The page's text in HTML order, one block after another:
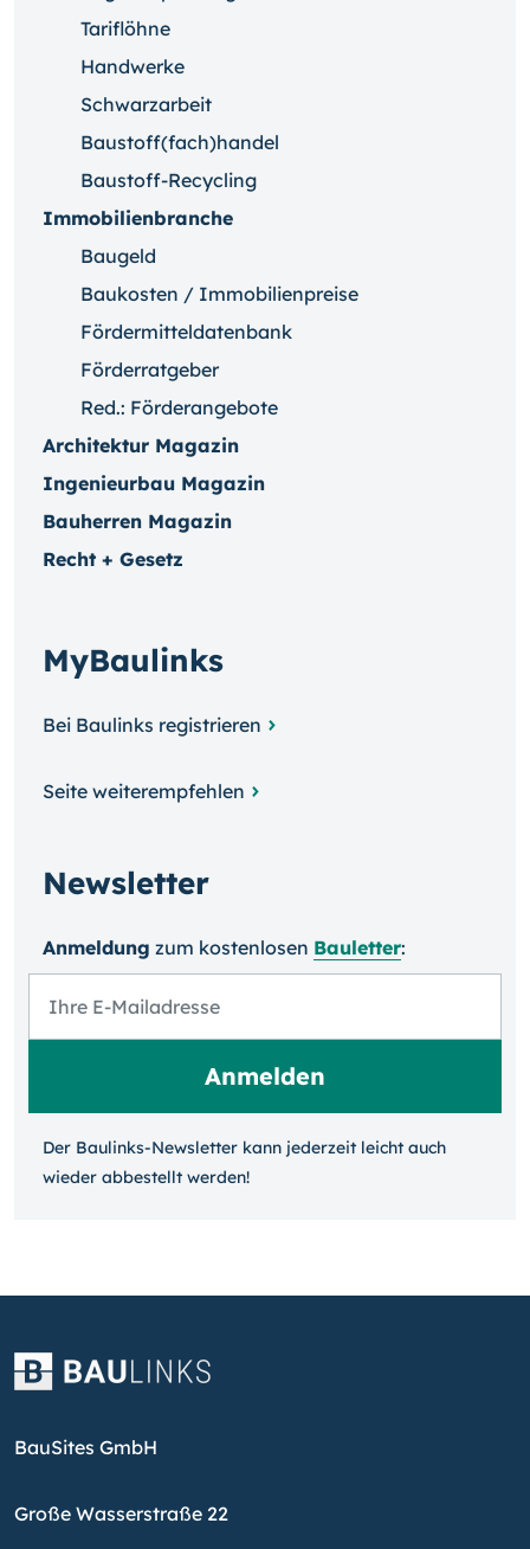
Tariflöhne
Handwerke
Schwarzarbeit
Baustoff(fach)handel
Baustoff-Recycling
Immobilienbranche
Baugeld
Baukosten / Immobilienpreise
Fördermitteldatenbank
Förderratgeber
Red.: Förderangebote
Architektur Magazin
Ingenieurbau Magazin
Bauherren Magazin
Recht + Gesetz
MyBaulinks
Bei Baulinks registrieren
Seite weiterempfehlen
Newsletter
Anmeldung zum kosten­losen Bauletter:
Der Baulinks-Newsletter kann jeder­zeit leicht auch
wieder ab­bestellt werden!
BauSites GmbH
Große Wasserstraße 22